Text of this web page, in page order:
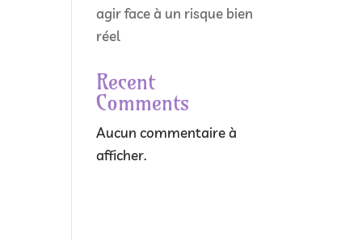
agir face à un risque bien
réel
Recent
Comments
Aucun commentaire à
afficher.